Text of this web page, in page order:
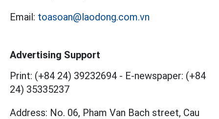
Email: toasoan@laodong.com.vn
Advertising Support
Print: (+84 24) 39232694 - E-newspaper: (+84
24) 35335237
Address: No. 06, Pham Van Bach street, Cau